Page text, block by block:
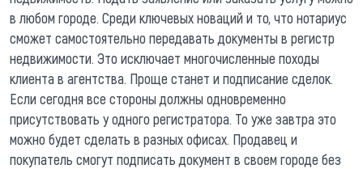
в любом городе. Среди ключевых новаций и то, что нотариус
сможет самостоятельно передавать документы в регистр
недвижимости. Это исключает многочисленные походы
клиента в агентства. Проще станет и подписание сделок.
Если сегодня все стороны должны одновременно
присутствовать у одного регистратора. То уже завтра это
можно будет сделать в разных офисах. Продавец и
покупатель смогут подписать документ в своем городе без